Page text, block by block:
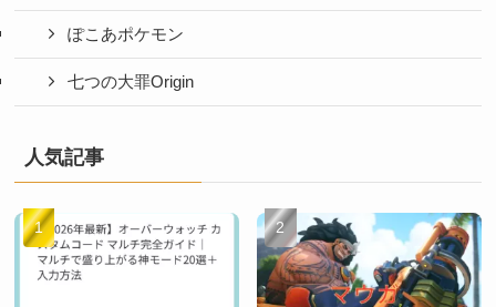
ぽこあポケモン
七つの大罪Origin
人気記事